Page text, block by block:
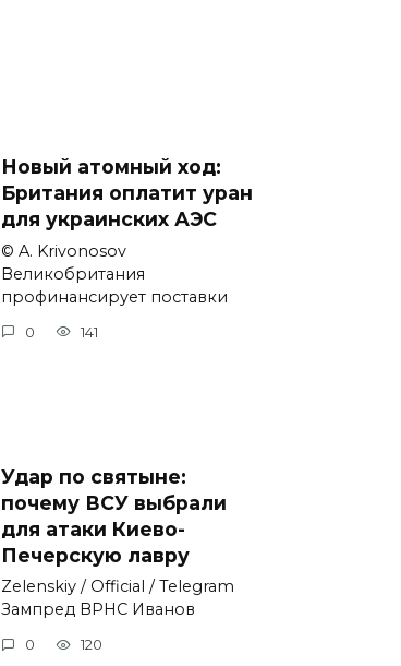
Новый атомный ход:
Британия оплатит уран
для украинских АЭС
© A. Krivonosov
Великобритания
профинансирует поставки
0 141
Удар по святыне:
почему ВСУ выбрали
для атаки Киево-
Печерскую лавру
Zеlеnskiу / Оfficiаl / Telegram
Зампред ВРНС Иванов
0 120